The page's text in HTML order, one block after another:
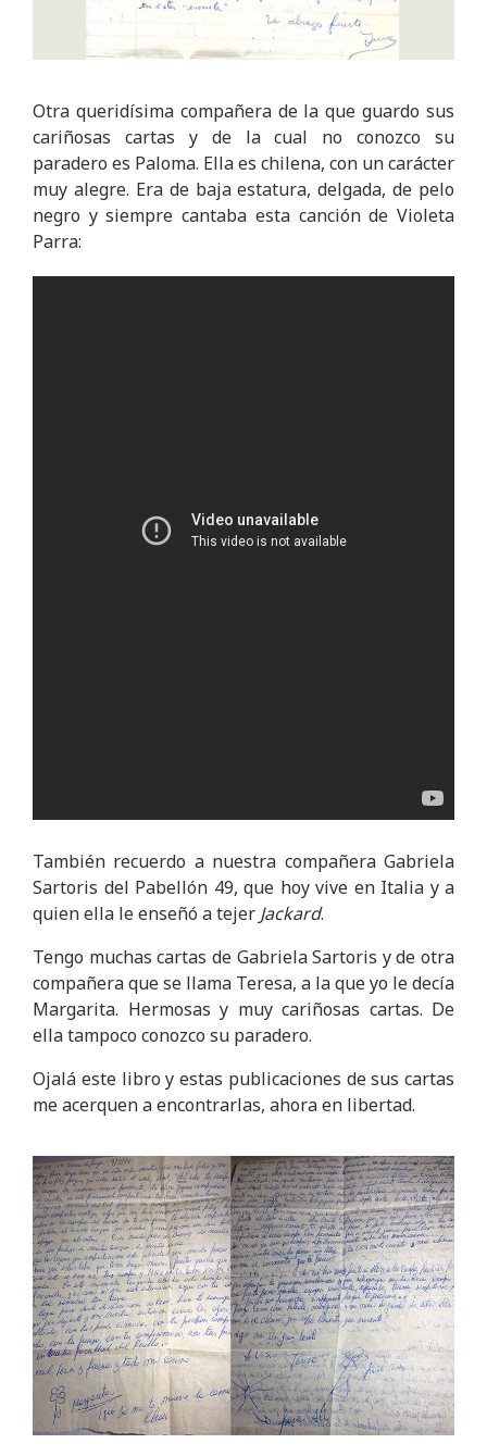
Otra queridísima compañera de la que guardo sus
cariñosas cartas y de la cual no conozco su
paradero es Paloma. Ella es chilena, con un carácter
muy alegre. Era de baja estatura, delgada, de pelo
negro y siempre cantaba esta canción de Violeta
Parra:
También recuerdo a nuestra compañera Gabriela
Sartoris del Pabellón 49, que hoy vive en Italia y a
quien ella le enseñó a tejer Jackard.
Tengo muchas cartas de Gabriela Sartoris y de otra
compañera que se llama Teresa, a la que yo le decía
Margarita. Hermosas y muy cariñosas cartas. De
ella tampoco conozco su paradero.
Ojalá este libro y estas publicaciones de sus cartas
me acerquen a encontrarlas, ahora en libertad.